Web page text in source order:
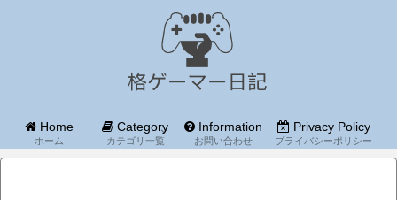
Home
ホーム
Category
カテゴリ一覧
Information
お問い合わせ
Privacy Policy
プライバシーポリシー